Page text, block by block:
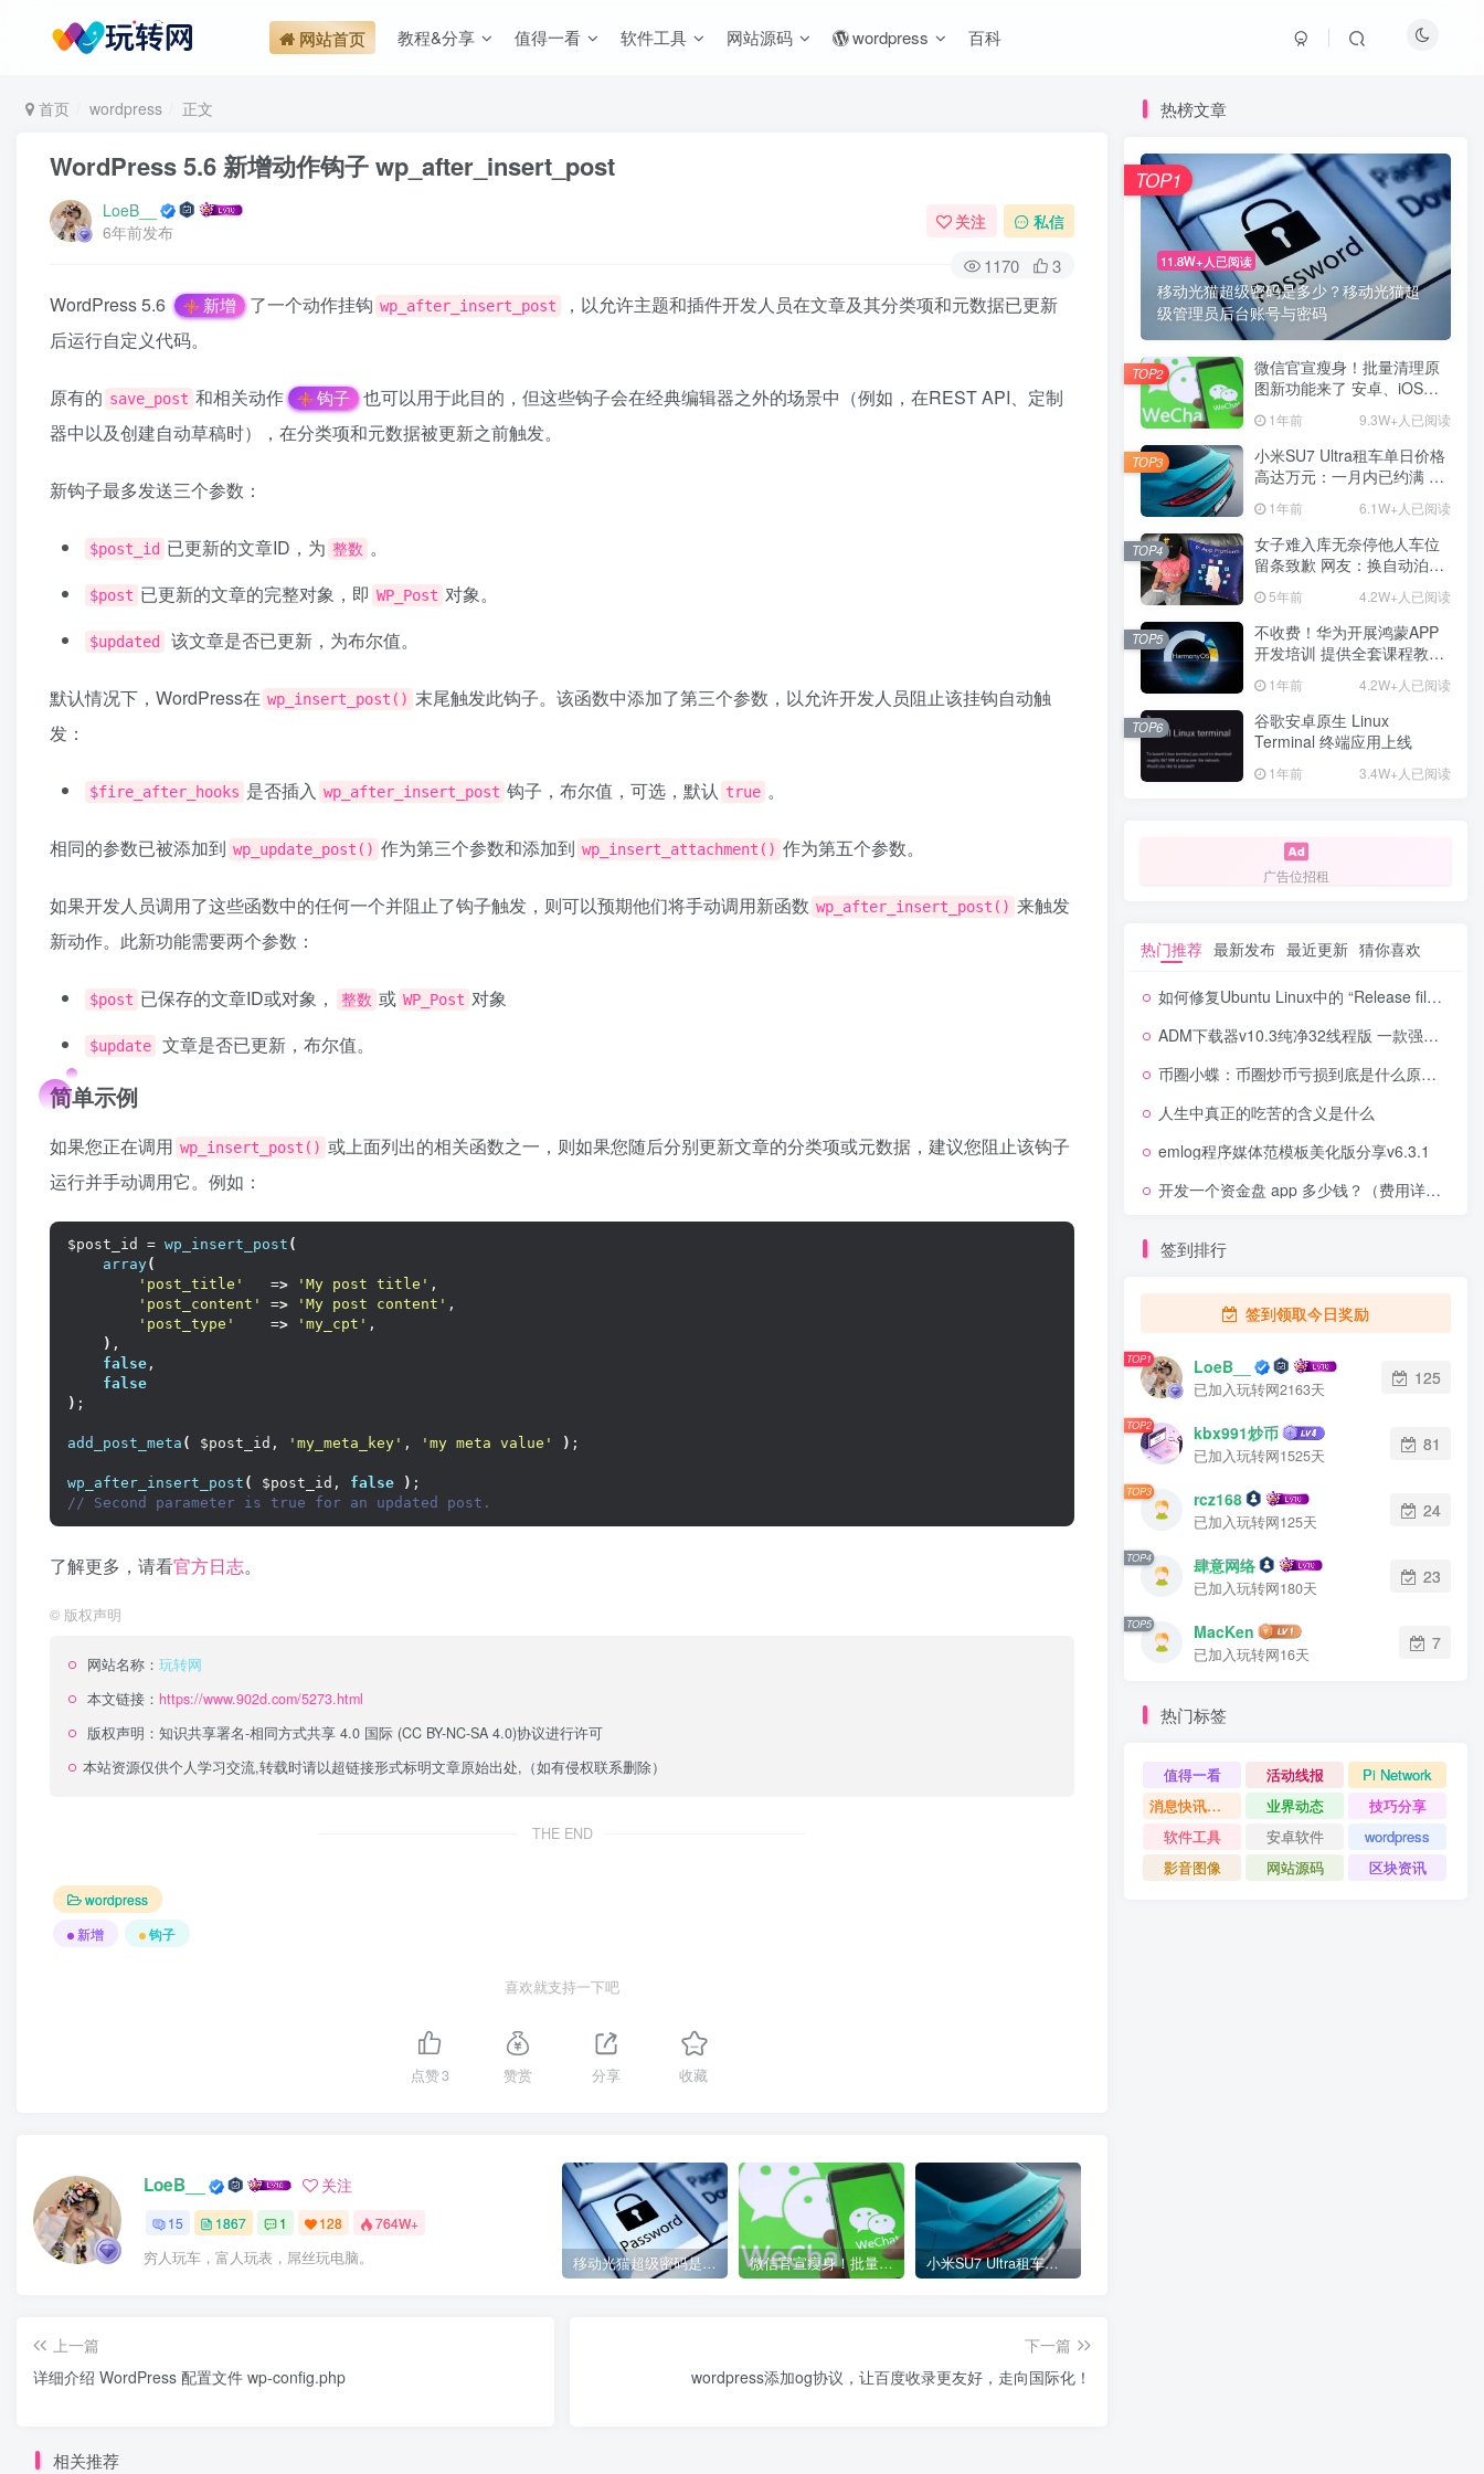
网站首页 教程&分享 值得一看 软件工具 网站源码 wordpress 百科
首页 wordpress 正文
WordPress 5.6 新增动作钩子 wp_after_insert_post
LoeB__
6年前发布
关注 私信
1170 3
WordPress 5.6 新增 了一个动作挂钩 wp_after_insert_post
，以允许主题和插件开发人员在文章及其分类项和元数据已更新
后运行自定义代码。
原有的 save_post 和相关动作 钩子 也可以用于此目的，但这些钩子会在经典编辑器之外的场景中（例如，在REST API、定制
器中以及创建自动草稿时），在分类项和元数据被更新之前触发。
新钩子最多发送三个参数：
$post_id 已更新的文章ID，为 整数 。
$post 已更新的文章的完整对象，即 WP_Post 对象。
$updated 该文章是否已更新，为布尔值。
默认情况下，WordPress在 wp_insert_post() 末尾触发此钩子。该函数中添加了第三个参数，以允许开发人员阻止该挂钩自动触
发：
$fire_after_hooks 是否插入 wp_after_insert_post 钩子，布尔值，可选，默认 true 。
相同的参数已被添加到 wp_update_post() 作为第三个参数和添加到 wp_insert_attachment() 作为第五个参数。
如果开发人员调用了这些函数中的任何一个并阻止了钩子触发，则可以预期他们将手动调用新函数 wp_after_insert_post() 来触发
新动作。此新功能需要两个参数：
$post 已保存的文章ID或对象， 整数 或 WP_Post 对象
$update 文章是否已更新，布尔值。
简单示例
如果您正在调用 wp_insert_post() 或上面列出的相关函数之一，则如果您随后分别更新文章的分类项或元数据，建议您阻止该钩子
运行并手动调用它。例如：
$post_id = wp_insert_post (
array(
'post_title'
   =
> 'My post title' ,
'post_content'
=> 'My post content' ,
'post_type'
    =
> 'my_cpt' ,
) ,
false ,
false
) ;
add_post_meta ( $post_id, 'my_meta_key' , 'my meta value' ) ;
wp_after_insert_post ( $post_id, false ) ;
// Second parameter is true for an updated post.
了解更多，请看官方日志。
© 版权声明
网站名称： 玩转网
本文链接： https://www.902d.com/5273.html
版权声明： 知识共享署名-相同方式共享 4.0 国际 (CC BY-NC-SA 4.0)协议进行许可
本站资源仅供个人学习交流,转载时请以超链接形式标明文章原始出处,（如有侵权联系删除）
THE END
wordpress
新增
钩子
喜欢就支持一下吧
点赞3 赞赏 分享 收藏
LoeB__ 关注
15 1867 1 128 764W+
穷人玩车，富人玩表，屌丝玩电脑。 移动光猫超级密码是多少？移动光猫超级管理员后台账号与密码 微信官宣瘦身！批量清理原图新功能来了 安卓、iOS均可使用 小米SU7 Ultra租车单日价格高达万元：一月内已约满 预计一年回本
上一篇
详细介绍 WordPress 配置文件 wp-config.php
下一篇
wordpress添加og协议，让百度收录更友好，走向国际化！
相关推荐
热榜文章
11.8W+人已阅读
移动光猫超级密码是多少？移动光猫超
级管理员后台账号与密码
TOP1
微信官宣瘦身！批量清理原
图新功能来了 安卓、iOS均
1年前 9.3W+人已阅读
TOP2
小米SU7 Ultra租车单日价格
高达万元：一月内已约满 预
1年前 6.1W+人已阅读
TOP3
女子难入库无奈停他人车位
留条致歉 网友：换自动泊车
5年前 4.2W+人已阅读
TOP4
不收费！华为开展鸿蒙APP
开发培训 提供全套课程教学
1年前 4.2W+人已阅读
TOP5
谷歌安卓原生 Linux
Terminal 终端应用上线
1年前 3.4W+人已阅读
TOP6
广告位招租
热门推荐 最新发布 最近更新 猜你喜欢
如何修复Ubuntu Linux中的 “Release file is not valid yet” 错误
ADM下载器v10.3纯净32线程版 一款强大的下载工具
币圈小蝶：币圈炒币亏损到底是什么原因导致？
人生中真正的吃苦的含义是什么
emlog程序媒体范模板美化版分享v6.3.1
开发一个资金盘 app 多少钱？（费用详细汇总）
签到排行
签到领取今日奖励
TOP1 LoeB__
已加入玩转网2163天
125
TOP2 kbx991炒币
已加入玩转网1525天
81
TOP3 rcz168
已加入玩转网125天
24
TOP4 肆意网络
已加入玩转网180天
23
TOP5 MacKen
已加入玩转网16天
7
热门标签
值得一看 活动线报
Pi Network
消息快讯查看更多 》》
业界动态
技巧分享
软件工具
安卓软件
wordpress
影音图像
网站源码 区块资讯